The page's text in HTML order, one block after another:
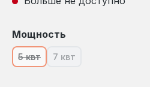
Выберите
Мощность
5 квт(В настоящее время эта
7 квт(В настоящее время